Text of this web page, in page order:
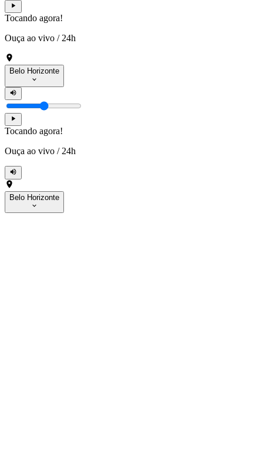
Tocando agora!
Ouça ao vivo / 24h
Belo Horizonte
Tocando agora!
Ouça ao vivo / 24h
Belo Horizonte